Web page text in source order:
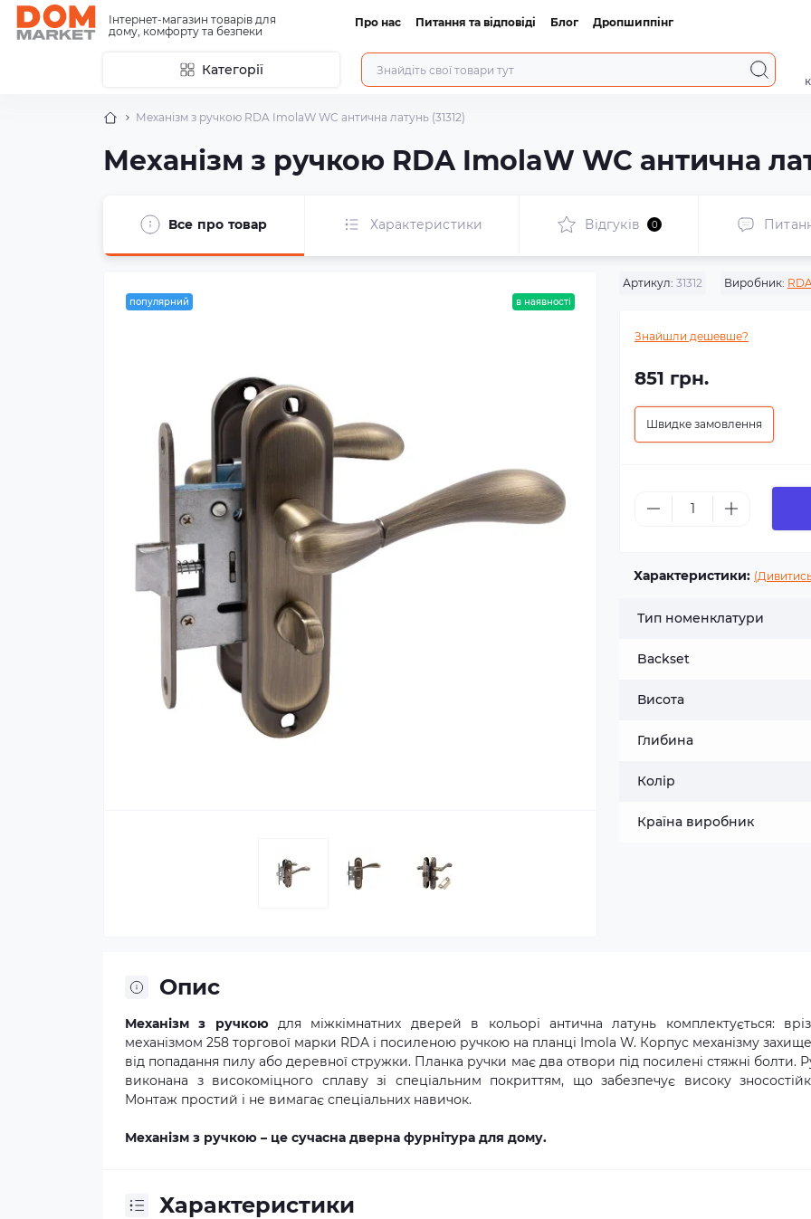
Інтернет-магазин товарів для
дому, комфорту та безпеки
Про нас Питання та відповіді Блог Дропшиппінг
Категорії
Механізм з ручкою RDA ImolaW WC антична латунь (31312)
Механізм з ручкою RDA ImolaW WC антична
Все про товар Характеристики Відгуків 0
популярний в наявності
Артикул: 31312 Виробник: RDA
Знайшли дешевше?
851 грн.
Швидке замовлення
Характеристики: (Дивитись
Тип номенклатури
Backset
Висота
Глибина
Колір
Країна виробник
Опис
Механізм з ручкоюдля міжкімнатних дверей в кольорі антична латунь комплектується:
механізмом 258 торгової марки RDA і посиленою ручкою на планці Imola W. Корпус механізму
від попадання пилу або деревної стружки. Планка ручки має два отвори під посилені стяжні болти.
виконана з високоміцного сплаву зі спеціальним покриттям, що забезпечує високу
Монтаж простий і не вимагає спеціальних навичок.
Механізм з ручкою – це сучасна дверна фурнітура для дому.
Характеристики